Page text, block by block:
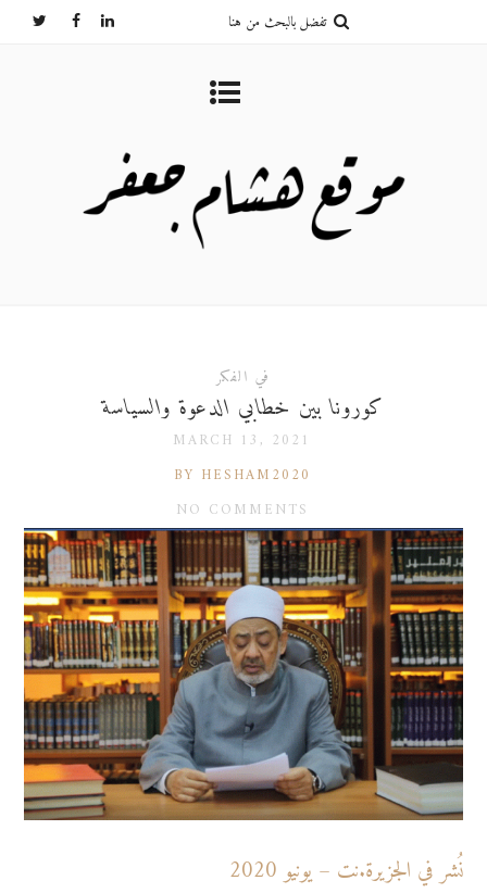
في الفكر
كورونا بين خطابي الدعوة والسياسة
MARCH 13, 2021
BY HESHAM2020
NO COMMENTS
نُشر في الجزيرة.نت – يونيو 2020